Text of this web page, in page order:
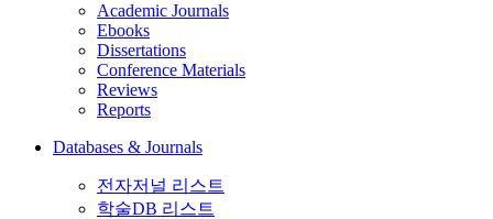
Academic Journals
Ebooks
Dissertations
Conference Materials
Reviews
Reports
Databases & Journals
전자저널 리스트
학술DB 리스트